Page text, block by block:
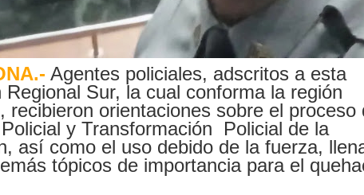
Agentes policiales, adscritos a esta
Regional Sur, la cual conforma la región
recibieron orientaciones sobre el proceso
y Transformación Policial de la
así como el uso debido de la fuerza,
tópicos de importancia para el